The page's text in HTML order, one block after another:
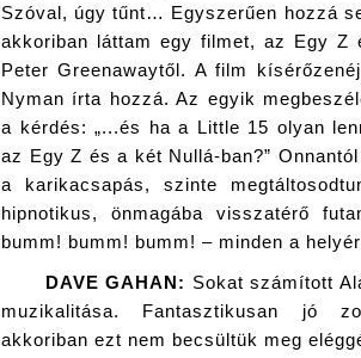
Szóval, úgy tűnt… Egyszerűen hozzá
akkoriban láttam egy filmet, az Egy
Peter Greenawaytől. A film
Nyman írta hozzá. Az egyik
a kérdés: „...és ha a Little 15 olyan
az Egy Z és a két Nullá-ban?”
a karikacsapás, szinte
hipnotikus, önmagába visszatérő
bumm! bumm! bumm! – minden a
DAVE GAHAN: Sokat számított
muzikalitása. Fantasztikusan jó
akkoriban ezt nem becsültük meg